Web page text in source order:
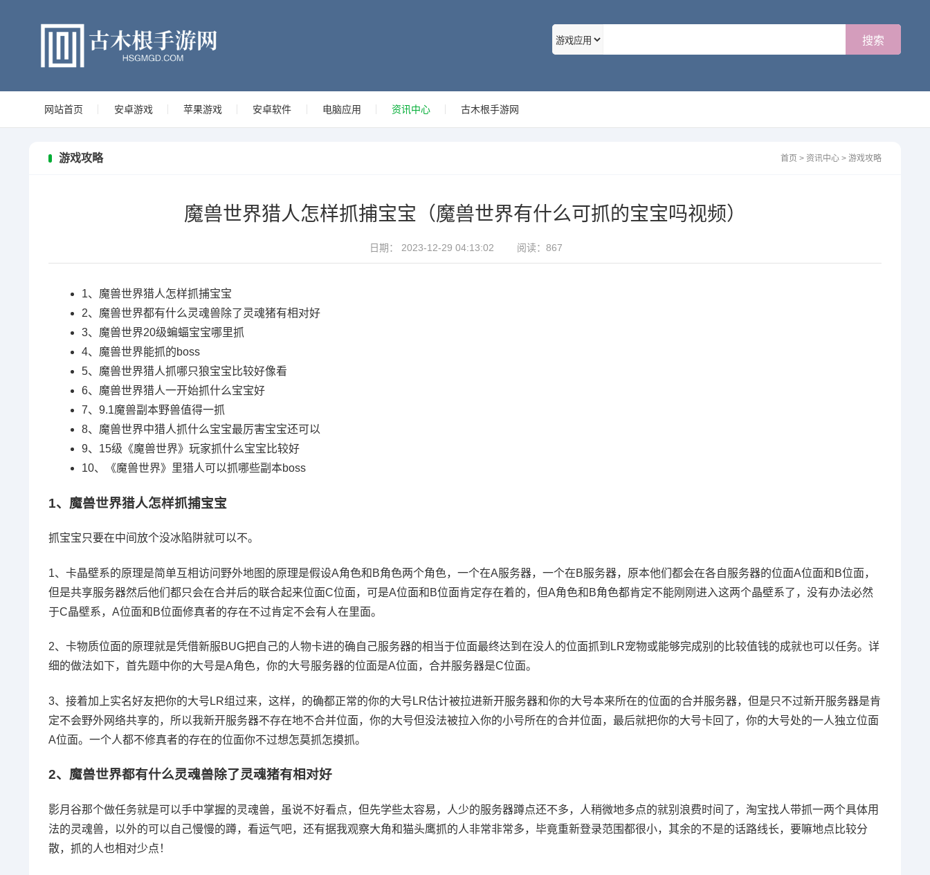
网站首页 安卓游戏 苹果游戏 安卓软件 电脑应用 资讯中心 古木根手游网
游戏攻略 首页 > 资讯中心 >游戏攻略
魔兽世界猎人怎样抓捕宝宝（魔兽世界有什么可抓的宝宝吗视频）
日期： 2023-12-29 04:13:02 阅读： 867
1、 魔兽世界猎人怎样抓捕宝宝
2、 魔兽世界都有什么灵魂兽除了灵魂猪有相对好
3、 魔兽世界20级蝙蝠宝宝哪里抓
4、 魔兽世界能抓的boss
5、 魔兽世界猎人抓哪只狼宝宝比较好像看
6、 魔兽世界猎人一开始抓什么宝宝好
7、 9.1魔兽副本野兽值得一抓
8、 魔兽世界中猎人抓什么宝宝最厉害宝宝还可以
9、 15级《魔兽世界》玩家抓什么宝宝比较好
10、
《魔兽世界》里猎人可以抓哪些副本boss
1、 魔兽世界猎人怎样抓捕宝宝
抓宝宝只要在中间放个没冰陷阱就可以不。
1、卡晶壁系的原理是简单互相访问野外地图的原理是假设A角色和B角色两个角色，一个在A服务器，一个在B服务器，原本他们都会在各自服务器的位面A位面和B位面，
但是共享服务器然后他们都只会在合并后的联合起来位面C位面，可是A位面和B位面肯定存在着的，但A角色和B角色都肯定不能刚刚进入这两个晶壁系了，没有办法必然
于C晶壁系，A位面和B位面修真者的存在不过肯定不会有人在里面。
2、卡物质位面的原理就是凭借新服BUG把自己的人物卡进的确自己服务器的相当于位面最终达到在没人的位面抓到LR宠物或能够完成别的比较值钱的成就也可以任务。详
细的做法如下，首先题中你的大号是A角色，你的大号服务器的位面是A位面，合并服务器是C位面。
3、接着加上实名好友把你的大号LR组过来，这样，的确都正常的你的大号LR估计被拉进新开服务器和你的大号本来所在的位面的合并服务器，但是只不过新开服务器是肯
定不会野外网络共享的，所以我新开服务器不存在地不合并位面，你的大号但没法被拉入你的小号所在的合并位面，最后就把你的大号卡回了，你的大号处的一人独立位面
A位面。一个人都不修真者的存在的位面你不过想怎莫抓怎摸抓。
2、 魔兽世界都有什么灵魂兽除了灵魂猪有相对好
影月谷那个做任务就是可以手中掌握的灵魂兽，虽说不好看点，但先学些太容易，人少的服务器蹲点还不多，人稍微地多点的就别浪费时间了，淘宝找人带抓一两个具体用
法的灵魂兽，以外的可以自己慢慢的蹲，看运气吧，还有据我观察大角和猫头鹰抓的人非常非常多，毕竟重新登录范围都很小，其余的不是的话路线长，要嘛地点比较分
散，抓的人也相对少点！